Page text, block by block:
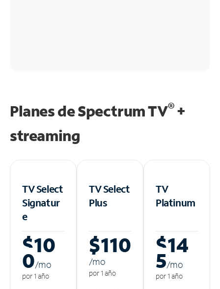
Planes de Spectrum TV®+
streaming
TV Select
Signatur
e
$10
0/mo
por 1 año
TV Select
Plus
$110
/mo
por 1 año
TV
Platinum
$14
5/mo
por 1 año